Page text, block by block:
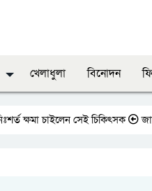
খেলাধুলা বিনোদন
চাইলেন সেই চিকিৎসক জাতীয়